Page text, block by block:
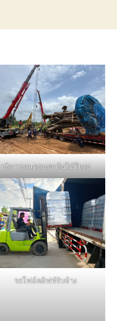
บริการรถเครนยกต้นไม้ใหญ่
รถโฟล์คลิฟท์รับจ้าง